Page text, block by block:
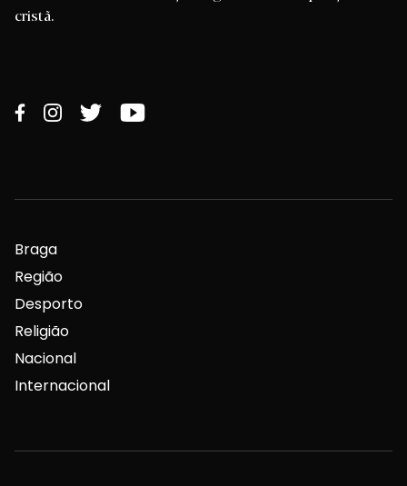
cristã.
Braga
Região
Desporto
Religião
Nacional
Internacional